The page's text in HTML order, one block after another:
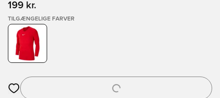
199 kr.
TILGÆNGELIGE FARVER
Åbner en Modal til at logge ind eller tilmelde dig som medlem